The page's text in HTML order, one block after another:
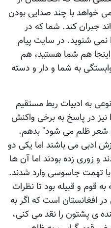
خواهد با چند صدايی بودن
جبران کند. شما که در
نمی شنويد. در سايت پيام
هم شما هستيد، هم
به شما و دار و دسته
به ادبيات ربط مستقيم
نيز در پاسخ به برخی واکنش
شعر ظلم می شود" بدهم.
ادبی می باشند اما يکی دو
و زوری زده بودند اما آن ها
با تهمت جاسوسی وارد شدند.
قوم و قبيله بود تا نظرات
است که اگر به
ی پشتون را نقد می کنی،